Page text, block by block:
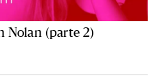
Nolan (parte 2)